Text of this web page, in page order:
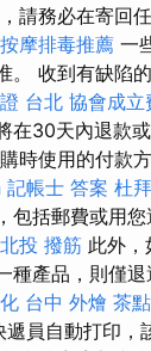
請務必在寄回
摩排毒推薦 一
。 收到有缺陷
台北 協會成立
在30天內退款
時使用的付款
記帳士 答案 杜
包括郵費或用
北投 撥筋 此外，
種產品，則僅
台中 外燴 茶點
員自動打印，